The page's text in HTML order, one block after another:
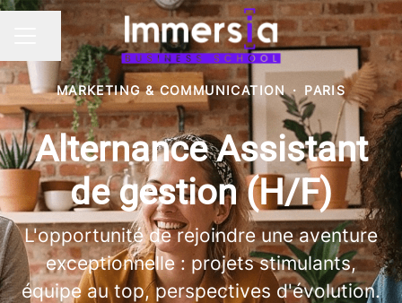
MENU CARRIÈRE
Partager la page
MARKETING & COMMUNICATION · PARIS
Alternance Assistant
de gestion (H/F)
L'opportunité de rejoindre une aventure
exceptionnelle : projets stimulants,
équipe au top, perspectives d'évolution.